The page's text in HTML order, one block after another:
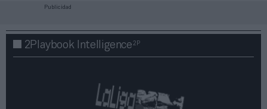
Publicidad
2Playbook Intelligence2P